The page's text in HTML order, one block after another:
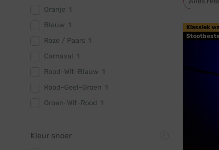
Oranje
Blauw
Roze / Paars
Carnaval
Rood-Wit-Blauw
Rood-Geel-Groen
Groen-Wit-Rood
Kleur snoer
Klassiek